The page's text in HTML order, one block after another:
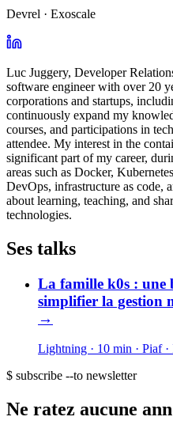
Devrel · Exoscale
Luc Juggery, Developer
software engineer with over 20
corporations and startups,
continuously expand my
courses, and participations in
attendee. My interest in the
significant part of my career,
areas such as Docker,
DevOps, infrastructure as code,
about learning, teaching, and
technologies.
Ses talks
La famille k0s : une
simplifier la gestion
→
Lightning · 10 min · Piaf
$ subscribe --to newsletter
Ne ratez aucune